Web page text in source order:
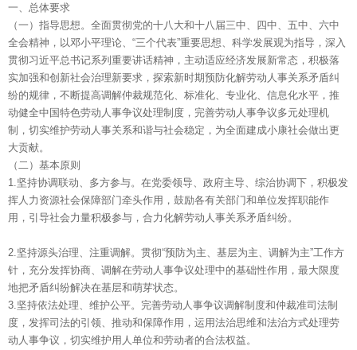
一、总体要求
（一）指导思想。全面贯彻党的十八大和十八届三中、四中、五中、六中
全会精神，以邓小平理论、“三个代表”重要思想、科学发展观为指导，深入
贯彻习近平总书记系列重要讲话精神，主动适应经济发展新常态，积极落
实加强和创新社会治理新要求，探索新时期预防化解劳动人事关系矛盾纠
纷的规律，不断提高调解仲裁规范化、标准化、专业化、信息化水平，推
动健全中国特色劳动人事争议处理制度，完善劳动人事争议多元处理机
制，切实维护劳动人事关系和谐与社会稳定，为全面建成小康社会做出更
大贡献。
（二）基本原则
1.坚持协调联动、多方参与。在党委领导、政府主导、综治协调下，积极发
挥人力资源社会保障部门牵头作用，鼓励各有关部门和单位发挥职能作
用，引导社会力量积极参与，合力化解劳动人事关系矛盾纠纷。
2.坚持源头治理、注重调解。贯彻“预防为主、基层为主、调解为主”工作方
针，充分发挥协商、调解在劳动人事争议处理中的基础性作用，最大限度
地把矛盾纠纷解决在基层和萌芽状态。
3.坚持依法处理、维护公平。完善劳动人事争议调解制度和仲裁准司法制
度，发挥司法的引领、推动和保障作用，运用法治思维和法治方式处理劳
动人事争议，切实维护用人单位和劳动者的合法权益。